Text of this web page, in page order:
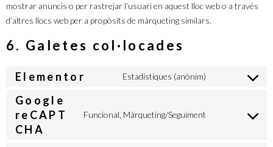
mostrar anuncis o per rastrejar l’usuari en aquest lloc web o a través
d’altres llocs web per a propòsits de màrqueting similars.
6. Galetes col·locades
Elementor Estadístiques (anònim)
Google
reCAPT
CHA
Funcional, Màrqueting/Seguiment